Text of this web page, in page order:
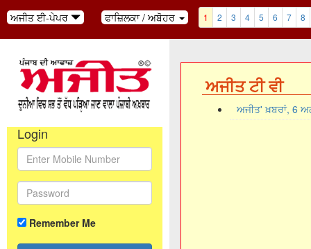
ਅਜੀਤ ਈ-ਪੇਪਰ ਫਾਜ਼ਿਲਕਾ / ਅਬੋਹਰ 1 2 3 4 5 6 7 8
Login
Remember Me
ਅਜੀਤ ਟੀ ਵੀ
ਅਜੀਤ' ਖ਼ਬਰਾਂ, 6